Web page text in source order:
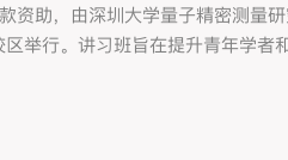
助，由深圳大学量子精密测量
举行。讲习班旨在提升青年学者